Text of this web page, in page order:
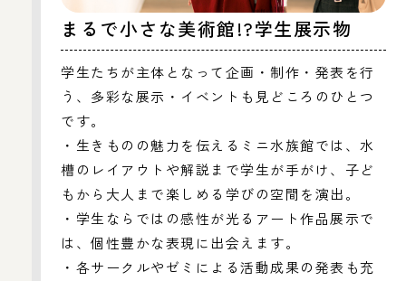
まるで小さな美術館!?学生展示物
学生たちが主体となって企画・制作・発表を行
う、多彩な展示・イベントも見どころのひとつ
です。
・生きものの魅力を伝えるミニ水族館では、水
槽のレイアウトや解説まで学生が手がけ、子ど
もから大人まで楽しめる学びの空間を演出。
・学生ならではの感性が光るアート作品展示で
は、個性豊かな表現に出会えます。
・各サークルやゼミによる活動成果の発表も充